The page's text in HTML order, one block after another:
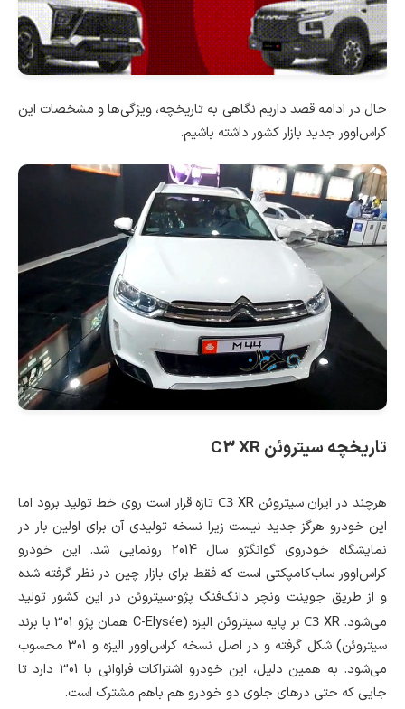
حال در ادامه قصد داریم نگاهی به تاریخچه، ویژگی‌ها و مشخصات این
کراس‌اوور جدید بازار کشور داشته باشیم.
تاریخچه سیتروئنC3 XR
هرچند در ایران سیتروئن C3 XR تازه قرار است روی خط تولید برود اما
این خودرو هرگز جدید نیست زیرا نسخه تولیدی آن برای اولین بار در
نمایشگاه خودروی گوانگژو سال 2014 رونمایی شد. این خودرو
کراس‌اوور ساب‌کامپکتی است که فقط برای بازار چین در نظر گرفته شده
و از طریق جوینت ونچر دانگ‌فنگ پژو-سیتروئن در این کشور تولید
می‌شود.
C3
XR بر پایه سیتروئن الیزه (C-Elysée همان پژو 301 با برند
سیتروئن) شکل گرفته و در اصل نسخه کراس‌اوور الیزه و 301 محسوب
می‌شود. به همین دلیل، این خودرو اشتراکات فراوانی با 301 دارد تا
جایی که حتی درهای جلوی دو خودرو هم باهم مشترک است.